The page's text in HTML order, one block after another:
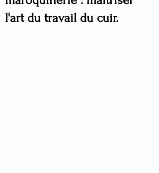
l'art du travail du cuir.